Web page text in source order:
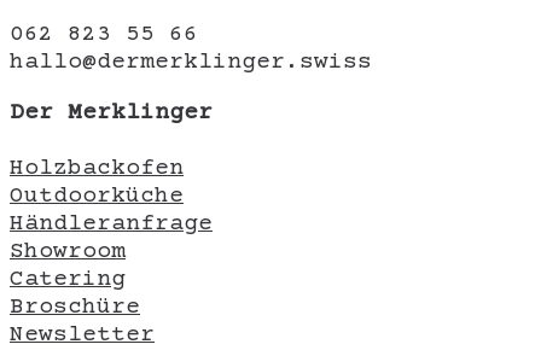
062 823 55 66
hallo@dermerklinger.swiss
Der Merklinger
Holzbackofen
Outdoorküche
Händleranfrage
Showroom
Catering
Broschüre
Newsletter